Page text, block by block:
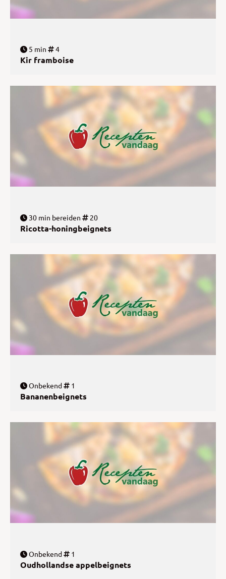
5 min 4
Kir framboise
30 min bereiden 20
Ricotta-honingbeignets
Onbekend 1
Bananenbeignets
Onbekend 1
Oudhollandse appelbeignets